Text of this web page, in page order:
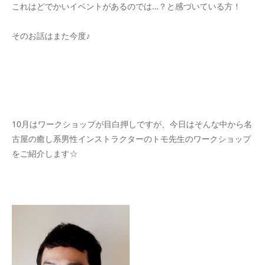
これはどでかいイベントがあるのでは…？と感づいている方！
そのお話はまた今度♪
10月はワークショップが目白押しですが、今日はそんな中から名
古屋の癒し系男性インストラクターのトモ先生のワークショップ
をご紹介します☆